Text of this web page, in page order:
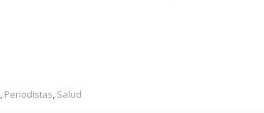
, Periodistas, Salud